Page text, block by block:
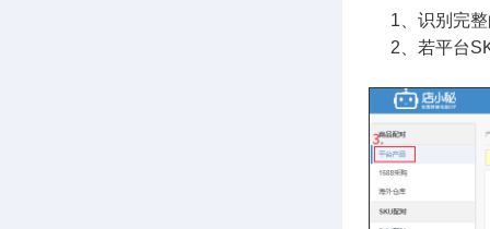
1、识别完
2、若平台